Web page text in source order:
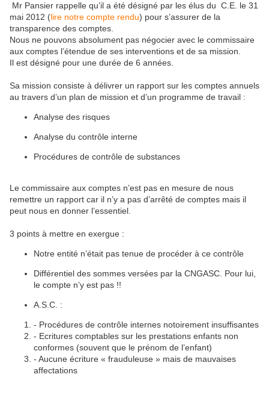
Mr Pansier rappelle qu’il a été désigné par les élus du C.E. le 31
mai 2012 (lire notre compte rendu) pour s’assurer de la
transparence des comptes.
Nous ne pouvons absolument pas négocier avec le commissaire
aux comptes l’étendue de ses interventions et de sa mission.
Il est désigné pour une durée de 6 années.
Sa mission consiste à délivrer un rapport sur les comptes annuels
au travers d’un plan de mission et d’un programme de travail :
Analyse des risques
Analyse du contrôle interne
Procédures de contrôle de substances
Le commissaire aux comptes n’est pas en mesure de nous
remettre un rapport car il n’y a pas d’arrêté de comptes mais il
peut nous en donner l’essentiel.
3 points à mettre en exergue :
Notre entité n’était pas tenue de procéder à ce contrôle
Différentiel des sommes versées par la CNGASC. Pour lui,
le compte n’y est pas !!
A.S.C. :
- Procédures de contrôle internes notoirement insuffisantes
- Ecritures comptables sur les prestations enfants non
conformes (souvent que le prénom de l’enfant)
- Aucune écriture « frauduleuse » mais de mauvaises
affectations